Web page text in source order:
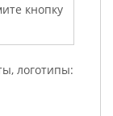
кнопку
логотипы: